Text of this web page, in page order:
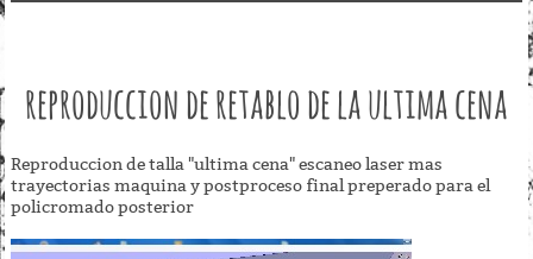
reproduccion de retablo de la ultima cena
Reproduccion de talla "ultima cena" escaneo laser mas
trayectorias maquina y postproceso final preperado para el
policromado posterior